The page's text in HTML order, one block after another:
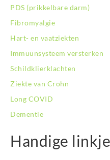
PDS (prikkelbare darm)
Fibromyalgie
Hart- en vaatziekten
Immuunsysteem versterken
Schildklierklachten
Ziekte van Crohn
Long COVID
Dementie
Handige